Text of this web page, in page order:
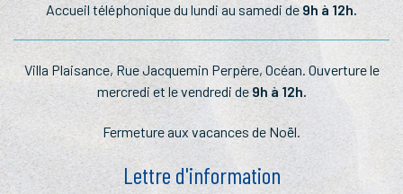
Accueil téléphonique du lundi au samedi de9h à 12h.
Villa Plaisance, Rue Jacquemin Perpère, Océan. Ouverture le
mercredi et le vendredi de 9h à 12h.
Fermeture aux vacances de Noël.
Lettre d'information